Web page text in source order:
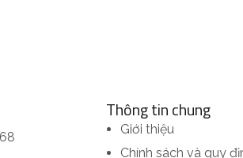
Thông tin chung
Giới thiệu
Chính sách và quy